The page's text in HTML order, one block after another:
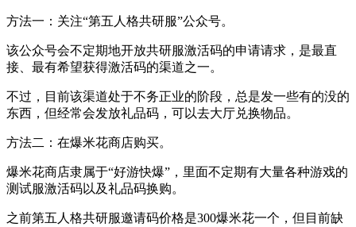
方法一：关注“第五人格共研服”公众号。
该公众号会不定期地开放共研服激活码的申请请求，是最直
接、最有希望获得激活码的渠道之一。
不过，目前该渠道处于不务正业的阶段，总是发一些有的没的
东西，但经常会发放礼品码，可以去大厅兑换物品。
方法二：在爆米花商店购买。
爆米花商店隶属于“好游快爆”，里面不定期有大量各种游戏的
测试服激活码以及礼品码换购。
之前第五人格共研服邀请码价格是300爆米花一个，但目前缺